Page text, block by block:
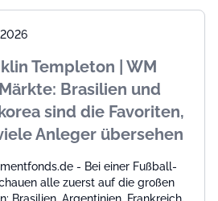
Templeton | WM
Brasilien und
sind die Favoriten,
Anleger übersehen
- Bei einer Fußball-
alle zuerst auf die großen